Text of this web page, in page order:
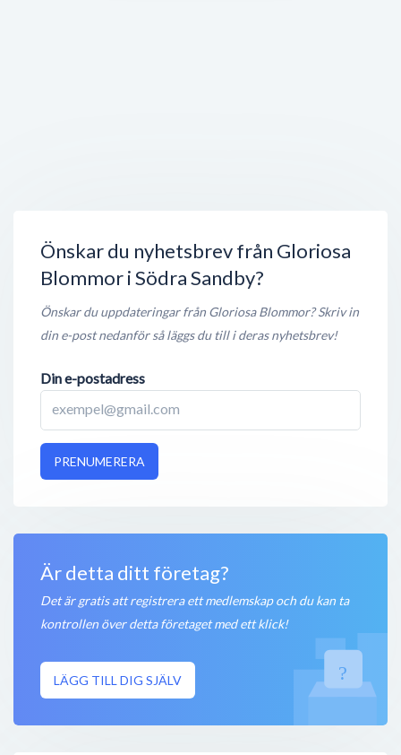
Önskar du nyhetsbrev från Gloriosa
Blommor i Södra Sandby?
Önskar du uppdateringar från Gloriosa Blommor? Skriv in
din e-post nedanför så läggs du till i deras nyhetsbrev!
Din e-postadress
PRENUMERERA
Är detta ditt företag?
Det är gratis att registrera ett medlemskap och du kan ta
kontrollen över detta företaget med ett klick!
LÄGG TILL DIG SJÄLV